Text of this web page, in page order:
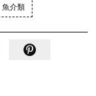
魚介類